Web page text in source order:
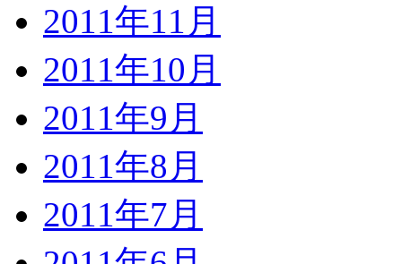
2011年11月
2011年10月
2011年9月
2011年8月
2011年7月